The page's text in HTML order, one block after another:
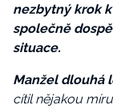
nezbytný krok
společně
situace.
Manžel dlouhá
cítil nějakou